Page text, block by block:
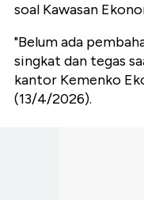
soal Kawasan
"Belum ada
singkat dan tegas
kantor Kemenko
(13/4/2026).